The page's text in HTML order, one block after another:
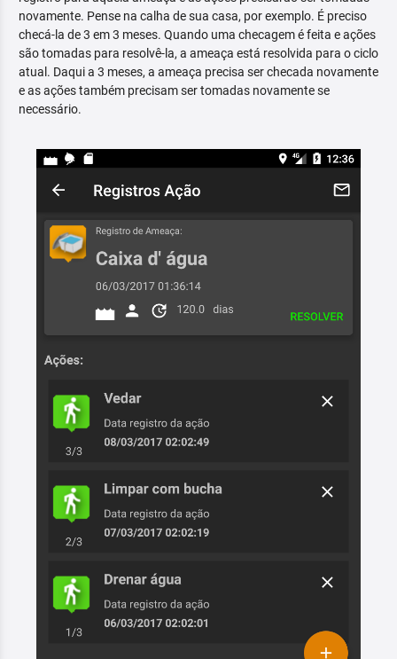
novamente. Pense na calha de sua casa, por exemplo. É preciso
checá-la de 3 em 3 meses. Quando uma checagem é feita e ações
são tomadas para resolvê-la, a ameaça está resolvida para o ciclo
atual. Daqui a 3 meses, a ameaça precisa ser checada novamente
e as ações também precisam ser tomadas novamente se
necessário.